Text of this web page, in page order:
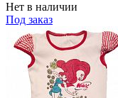
Нет в наличии
Под заказ